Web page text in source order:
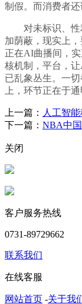
制假。而消费者还
对未标识、性
加荫蔽，现实上
正在AI曲播间，
核机制，平台，
已乱象丛生。一
上，环节正在于
上一篇： 人工智
下一篇： NBA中
关闭
客户服务热线
0731-89729662
联系我们
在线客服
网站首页 -关于我